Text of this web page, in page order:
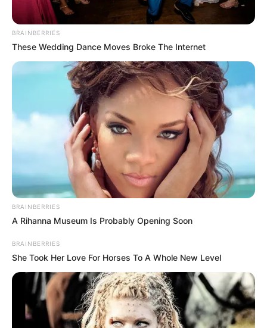
több millió forint is lehet.
A beszámoló szerint nem hivatalos programról
vagy nyilvános szereplésről volt szó, hanem egy
spontánnak tűnő bolti pillanatról. A vásárlás
részleteiről nem közöltek információt, de a cannes-i
fotó így is komoly visszhangot váltott ki.
EKÖZBEN MAGYARORSZÁGON
A miniszterelnök megválasztása –
A rendszerváltás első napja
BRAINBERRIES
These Wedding Dance Moves Broke The Internet
BRAINBERRIES
A Rihanna Museum Is Probably Opening Soon
BRAINBERRIES
She Took Her Love For Horses To A Whole New Level